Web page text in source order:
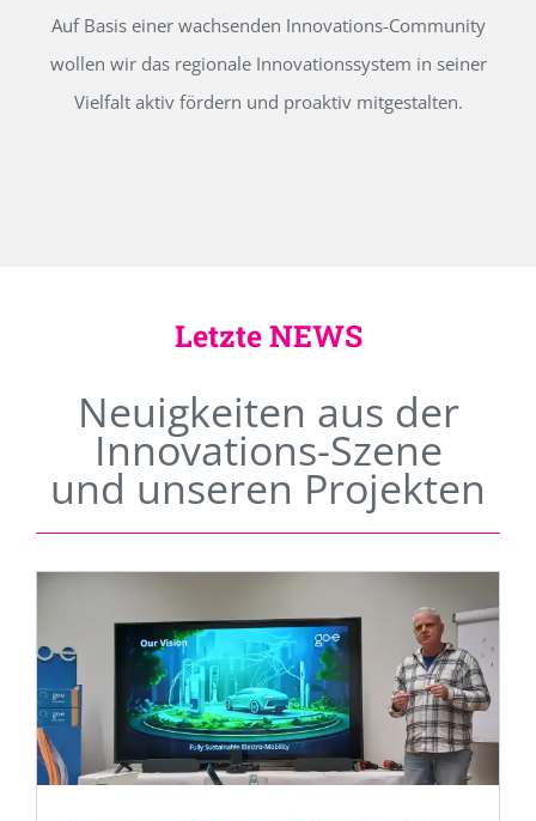
Auf Basis einer wachsenden Innovations-Community
wollen wir das regionale Innovationssystem in seiner
Vielfalt aktiv fördern und proaktiv mitgestalten.
Letzte NEWS
Neuigkeiten aus der
Innovations-Szene
und unseren Projekten